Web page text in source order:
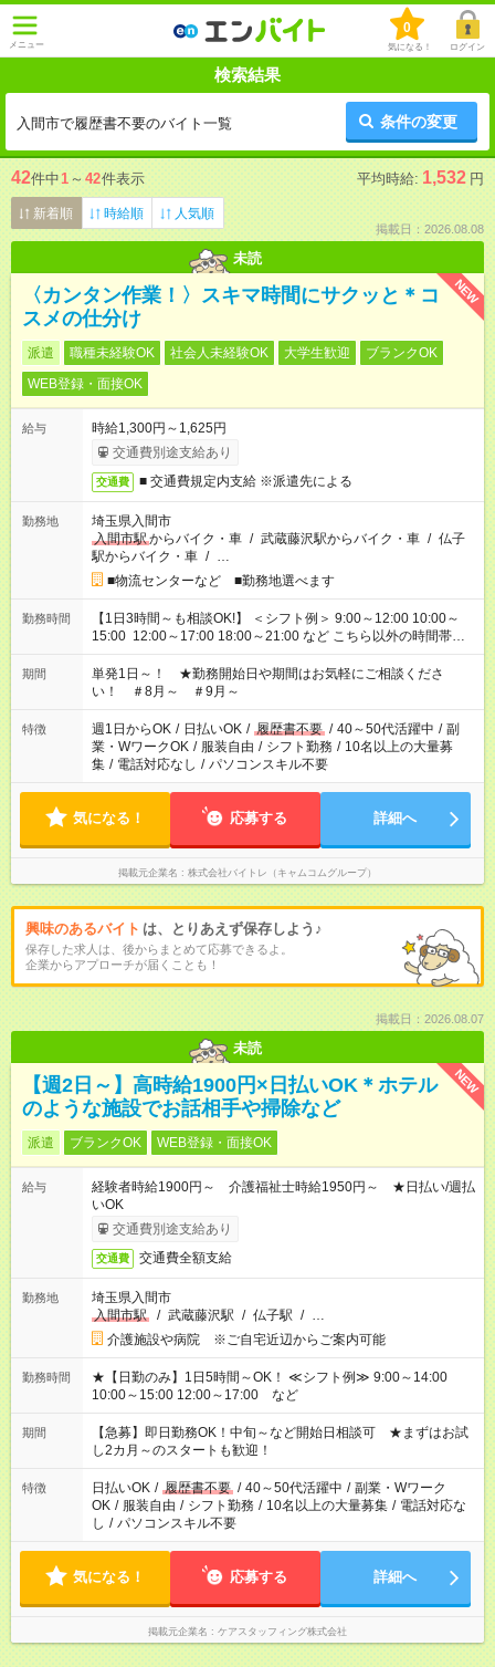
メニュー
0
気になる！ ログイン
検索結果
入間市で履歴書不要のバイト一覧 条件の変更
42件中1 ～ 42件表示 平均時給: 1,532 円
新着順 時給順 人気順
掲載日：2026.08.08
未読
NEW
〈カンタン作業！〉スキマ時間にサクッと＊コ
スメの仕分け
派遣 職種未経験OK 社会人未経験OK 大学生歓迎
ブランクOK
WEB登録・面接OK
給与
時給1,300円～1,625円
交通費別途支給あり
交通費 ■ 交通費規定内支給 ※派遣先による
勤務地
埼玉県入間市
入間市駅からバイク・車 / 武蔵藤沢駅からバイク・車 / 仏子
駅からバイク・車 / …
■物流センターなど ■勤務地選べます
勤務時間
【1日3時間～も相談OK!】 ＜シフト例＞ 9:00～12:00 10:00～
15:00 12:00～17:00 18:00～21:00 など こちら以外の時間帯も
お気軽にご相談ください！
期間
単発1日～！ ★勤務開始日や期間はお気軽にご相談くださ
い！ ＃8月～ ＃9月～
特徴 週1日からOK / 日払いOK / 履歴書不要 / 40～50代活躍中 / 副
業・WワークOK / 服装自由 / シフト勤務 / 10名以上の大量募
集 / 電話対応なし / パソコンスキル不要
気になる！ 応募する 詳細へ
掲載元企業名 株式会社バイトレ（キャムコムグループ）
興味のあるバイト は、とりあえず保存しよう♪
保存した求人は、後からまとめて応募できるよ。
企業からアプローチが届くことも！
掲載日：2026.08.07
未読
NEW
【週2日～】高時給1900円×日払いOK＊ホテル
のような施設でお話相手や掃除など
派遣 ブランクOK WEB登録・面接OK
給与
経験者時給1900円～ 介護福祉士時給1950円～ ★日払い/週払
いOK
交通費別途支給あり
交通費 交通費全額支給
勤務地
埼玉県入間市
入間市駅
/ 武蔵藤沢駅 / 仏子駅 / …
介護施設や病院 ※ご自宅近辺からご案内可能
勤務時間
★【日勤のみ】1日5時間～OK！ ≪シフト例≫ 9:00～14:00
10:00～15:00 12:00～17:00 など
期間
【急募】即日勤務OK！中旬～など開始日相談可 ★まずはお試
し2カ月～のスタートも歓迎！
特徴 日払いOK / 履歴書不要 / 40～50代活躍中 / 副業・Wワーク
OK / 服装自由 / シフト勤務 / 10名以上の大量募集 / 電話対応な
し / パソコンスキル不要
気になる！ 応募する 詳細へ
掲載元企業名 ケアスタッフィング株式会社